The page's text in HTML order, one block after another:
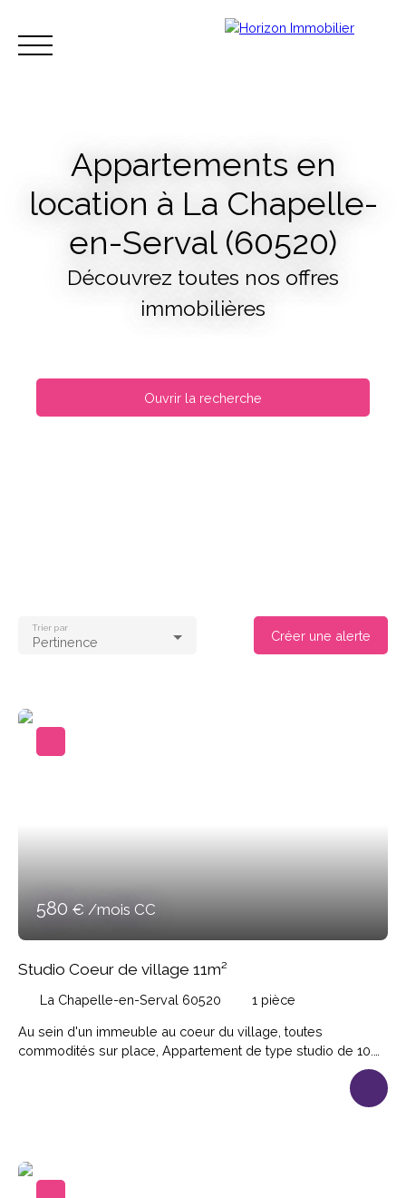
Accueil Acheter Louer Vendre
Appartements en
location à La Chapelle-
en-Serval (60520)
Découvrez toutes nos offres
immobilières
Ouvrir la recherche
Pertinence
Trier par
Créer une alerte
580 € /mois CC
Studio Coeur de village 11m²
La Chapelle-en-Serval 60520 1 pièce
Au sein d'un immeuble au coeur du village, toutes
commodités sur place, Appartement de type studio de 10.
principale, cuisine aménagée et équipée; dégagement,
Disponible